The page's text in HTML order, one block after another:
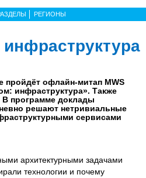
РЕГИОНЫ
пройдёт офлайн-митап MWS
инфраструктура». Также
В программе доклады
решают нетривиальные
сервисами
архитектурными задачами
технологии и почему